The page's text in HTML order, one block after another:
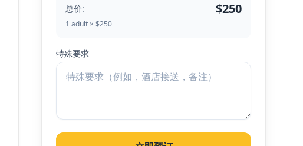
总价: $250
1 adult × $250
特殊要求